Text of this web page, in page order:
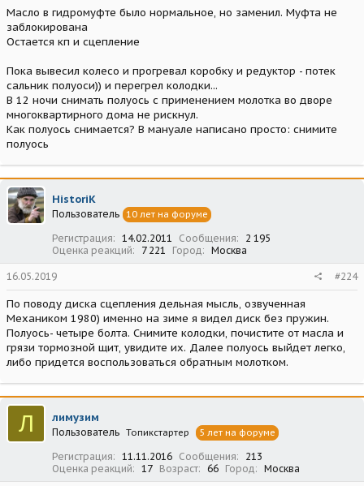
Масло в гидромуфте было нормальное, но заменил. Муфта не
заблокирована
Остается кп и сцепление
Пока вывесил колесо и прогревал коробку и редуктор - потек
сальник полуоси)) и перегрел колодки...
В 12 ночи снимать полуось с применением молотка во дворе
многоквартирного дома не рискнул.
Как полуось снимается? В мануале написано просто: снимите
полуось
HistoriK
Пользователь 10 лет на форуме
Регистрация 14.02.2011 Сообщения
2 195
Оценка реакций
7 221 Город Москва
16.05.2019 #224
По поводу диска сцепления дельная мысль, озвученная
Механиком 1980) именно на зиме я видел диск без пружин.
Полуось- четыре болта. Снимите колодки, почистите от масла и
грязи тормозной щит, увидите их. Далее полуось выйдет легко,
либо придется воспользоваться обратным молотком.
Л лимузим
Пользователь Топикстартер 5 лет на форуме
Регистрация 11.11.2016 Сообщения
213
Оценка реакций
17 Возраст 66 Город Москва